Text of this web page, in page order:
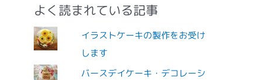
よく読まれている記事
イラストケーキの製作をお受け
します
バースデイケーキ・デコレーシ